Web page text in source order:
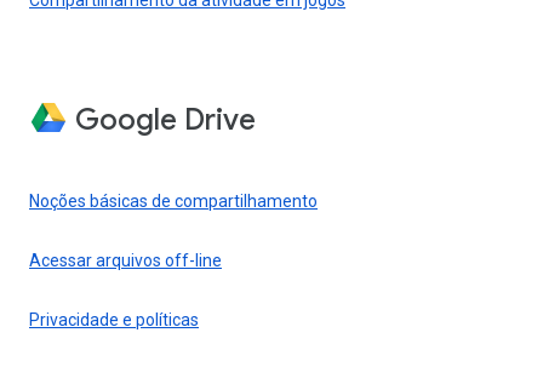
Google Drive
Noções básicas de compartilhamento
Acessar arquivos off-line
Privacidade e políticas